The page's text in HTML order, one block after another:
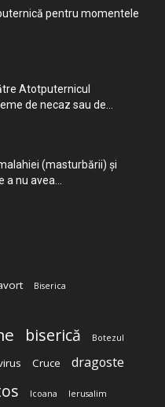
pentru momentele
Atotputernicul
de necaz sau de...
(masturbării) şi
a nu avea...
Biserica
biserică Botezul
Cruce dragoste
Icoana Ierusalim